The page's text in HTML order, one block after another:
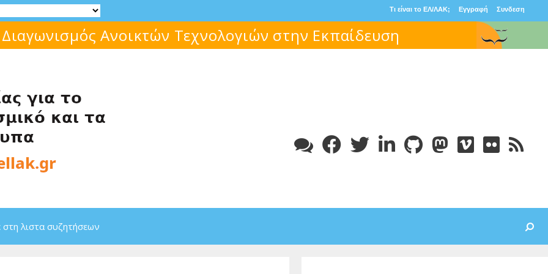
Τι είναι το ΕΛ/ΛΑΚ; Εγγραφή Συνδεση
Μάθε για το ελεύθερο λογισμικό!
στη λιστα συζητήσεων Search